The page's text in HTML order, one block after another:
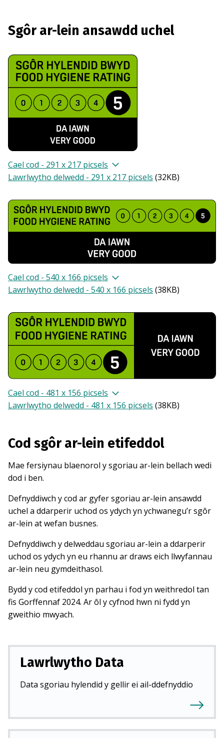
Sgôr ar-lein ansawdd uchel
Cael cod - 291 x 217 picsels
Lawrlwytho delwedd - 291 x 217 picsels (32KB)
Cael cod - 540 x 166 picsels
Lawrlwytho delwedd - 540 x 166 picsels (38KB)
Cael cod - 481 x 156 picsels
Lawrlwytho delwedd - 481 x 156 picsels (38KB)
Cod sgôr ar-lein etifeddol
Mae fersiynau blaenorol y sgoriau ar-lein bellach wedi
dod i ben.
Defnyddiwch y cod ar gyfer sgoriau ar-lein ansawdd
uchel a ddarperir uchod os ydych yn ychwanegu’r sgôr
ar-lein at wefan busnes.
Defnyddiwch y delweddau sgoriau ar-lein a ddarperir
uchod os ydych yn eu rhannu ar draws eich llwyfannau
ar-lein neu gymdeithasol.
Bydd y cod etifeddol yn parhau i fod yn weithredol tan
fis Gorffennaf 2024. Ar ôl y cyfnod hwn ni fydd yn
gweithio mwyach.
Lawrlwytho Data
Data sgoriau hylendid y gellir ei ail-ddefnyddio